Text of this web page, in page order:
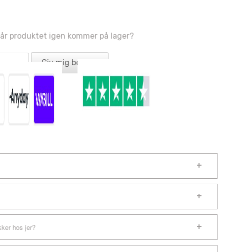
produktet igen kommer på lager?
Giv mig besked
hos jer?